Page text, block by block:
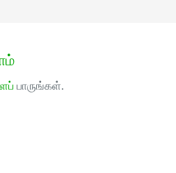
பாருங்கள்.